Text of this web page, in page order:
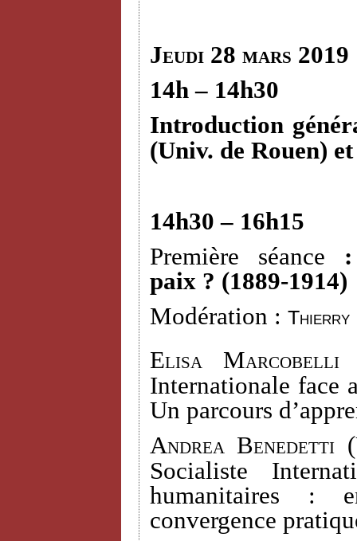
Jeudi 28 mars 2019
14h – 14h30
Introduction
(Univ. de Rouen)
14h30 – 16h15
Première séance
paix ? (1889-1914)
Modération : Thierry
Elisa Marcobelli
Internationale face
Un parcours
Andrea Benedetti (
Socialiste
humanitaires :
convergence